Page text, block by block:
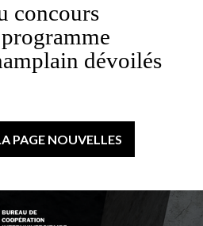
concours
dévoilés
PAGE NOUVELLES